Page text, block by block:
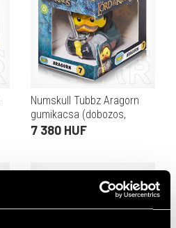
Numskull Tubbz Aragorn
gumikacsa (dobozos,
hivatalos Gyűrűk Ura licenc,
7 380 HUF